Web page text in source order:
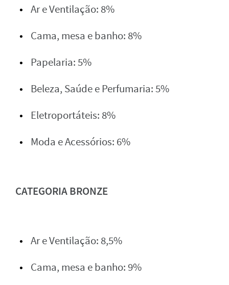
Ar e Ventilação: 8%
Cama, mesa e banho: 8%
Papelaria: 5%
Beleza, Saúde e Perfumaria: 5%
Eletroportáteis: 8%
Moda e Acessórios: 6%
CATEGORIA BRONZE
Ar e Ventilação: 8,5%
Cama, mesa e banho: 9%